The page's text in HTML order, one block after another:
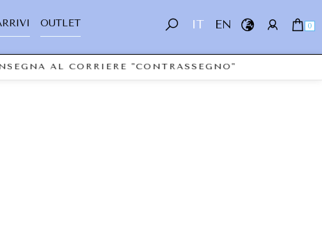
IT EN 0
OUTLET
AL CORRIERE "CONTRASSEGNO"